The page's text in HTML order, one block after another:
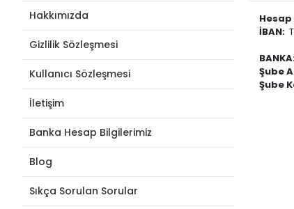
Hakkımızda
Gizlilik Sözleşmesi
Kullanıcı Sözleşmesi
İletişim
Banka Hesap Bilgilerimiz
Blog
Sıkça Sorulan Sorular
Hesap
İBAN:
Şube
Şube